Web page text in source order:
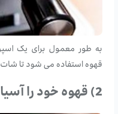
قهوه استفاده می شود تا
2) قهوه خود را آسیاب کنید!